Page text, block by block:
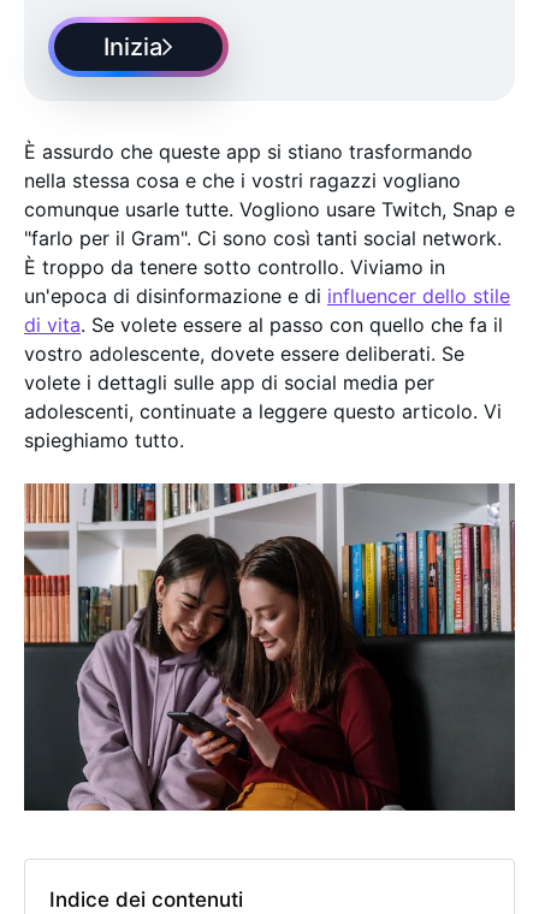
Inizia
È assurdo che queste app si stiano trasformando
nella stessa cosa e che i vostri ragazzi vogliano
comunque usarle tutte. Vogliono usare Twitch, Snap e
"farlo per il Gram". Ci sono così tanti social network.
È troppo da tenere sotto controllo. Viviamo in
un'epoca di disinformazione e di influencer dello stile
di vita. Se volete essere al passo con quello che fa il
vostro adolescente, dovete essere deliberati. Se
volete i dettagli sulle app di social media per
adolescenti, continuate a leggere questo articolo. Vi
spieghiamo tutto.
Indice dei contenuti